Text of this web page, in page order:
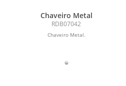
Chaveiro Metal
RDB07042
Chaveiro Metal.